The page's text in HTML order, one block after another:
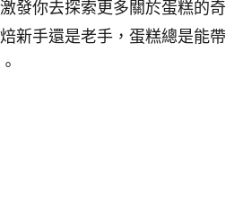
發你去探索更多關於蛋糕的奇
新手還是老手，蛋糕總是能帶